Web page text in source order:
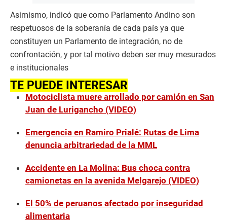
Asimismo, indicó que como Parlamento Andino son
respetuosos de la soberanía de cada país ya que
constituyen un Parlamento de integración, no de
confrontación, y por tal motivo deben ser muy mesurados
e institucionales
TE PUEDE INTERESAR
Motociclista muere arrollado por camión en San
Juan de Lurigancho (VIDEO)
Emergencia en Ramiro Prialé: Rutas de Lima
denuncia arbitrariedad de la MML
Accidente en La Molina: Bus choca contra
camionetas en la avenida Melgarejo (VIDEO)
El 50% de peruanos afectado por inseguridad
alimentaria